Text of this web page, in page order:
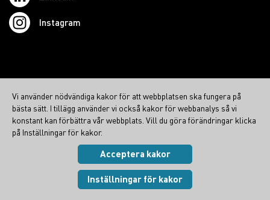
Instagram
northcom.no
northcom.dk
northcom.fi
Cookies
Visa inställningar
Vi använder nödvändiga kakor för att webbplatsen ska fungera på
bästa sätt. I tillägg använder vi också kakor för webbanalys så vi
konstant kan förbättra vår webbplats. Vill du göra förändringar klicka
på Inställningar för kakor.
Acceptera kakor
Inställningar för kakor